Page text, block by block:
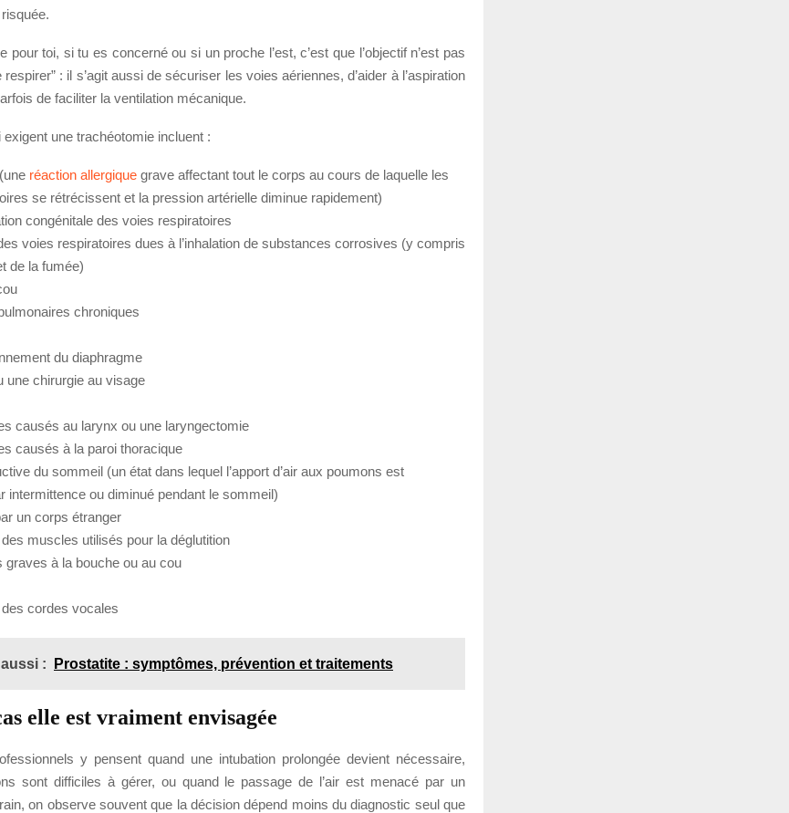
pour toi, si tu es concerné ou si un proche l’est, c’est que l’objectif n’est pas
: il s’agit aussi de sécuriser les voies aériennes, d’aider à l’aspiration
de faciliter la ventilation mécanique.
exigent une trachéotomie incluent :
réaction allergique grave affectant tout le corps au cours de laquelle les
se rétrécissent et la pression artérielle diminue rapidement)
congénitale des voies respiratoires
voies respiratoires dues à l’inhalation de substances corrosives (y compris
de la fumée)
chroniques
du diaphragme
une chirurgie au visage
causés au larynx ou une laryngectomie
causés à la paroi thoracique
du sommeil (un état dans lequel l’apport d’air aux poumons est
intermittence ou diminué pendant le sommeil)
un corps étranger
muscles utilisés pour la déglutition
graves à la bouche ou au cou
cordes vocales
: Prostatite : symptômes, prévention et traitements
elle est vraiment envisagée
y pensent quand une intubation prolongée devient nécessaire,
sont difficiles à gérer, ou quand le passage de l’air est menacé par un
on observe souvent que la décision dépend moins du diagnostic seul que